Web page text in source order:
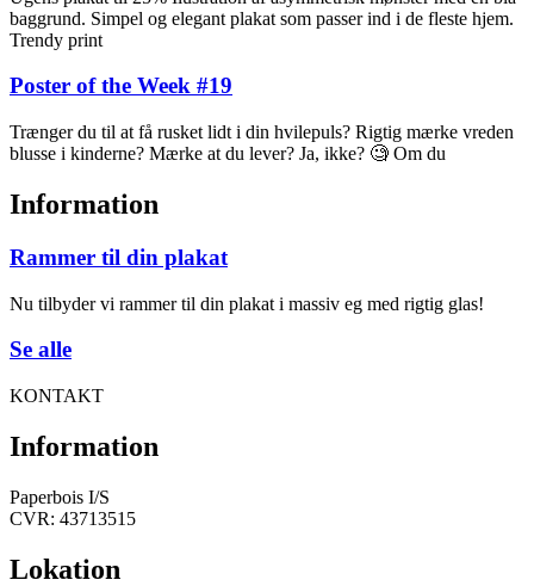
baggrund. Simpel og elegant plakat som passer ind i de fleste hjem.
Trendy print
Poster of the Week #19
Trænger du til at få rusket lidt i din hvilepuls? Rigtig mærke vreden
blusse i kinderne? Mærke at du lever? Ja, ikke? 🧐 Om du
Information
Rammer til din plakat
Nu tilbyder vi rammer til din plakat i massiv eg med rigtig glas!
Se alle
KONTAKT
Information
Paperbois I/S
CVR: 43713515
Lokation